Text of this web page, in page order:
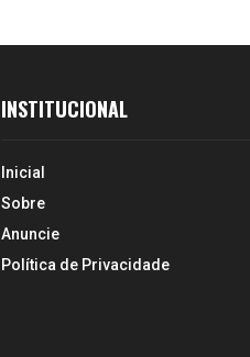
INSTITUCIONAL
Inicial
Sobre
Anuncie
Política de Privacidade